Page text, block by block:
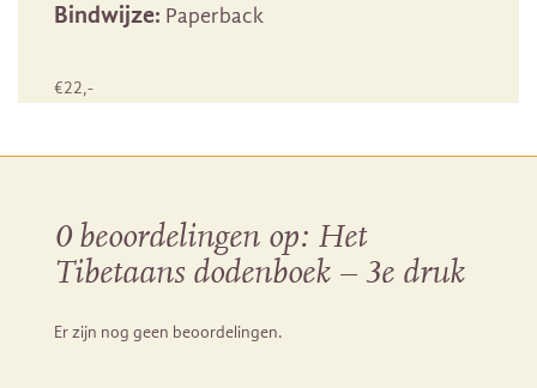
Bindwijze: Paperback
€22,-
0 beoordelingen op: Het
Tibetaans dodenboek – 3e druk
Er zijn nog geen beoordelingen.